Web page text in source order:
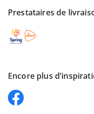
Prestataires de
Encore plus